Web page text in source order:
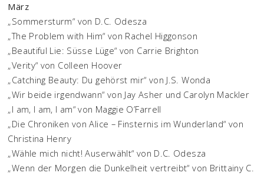
März
„Sommersturm“ von D.C. Odesza
„The Problem with Him“ von Rachel Higgonson
„Beautiful Lie: Süsse Lüge“ von Carrie Brighton
„Verity“ von Colleen Hoover
„Catching Beauty: Du gehörst mir“ von J.S. Wonda
„Wir beide irgendwann“ von Jay Asher und Carolyn Mackler
„I am, I am, I am“ von Maggie O’Farrell
„Die Chroniken von Alice – Finsternis im Wunderland“ von
Christina Henry
„Wähle mich nicht! Auserwählt“ von D.C. Odesza
„Wenn der Morgen die Dunkelheit vertreibt“ von Brittainy C.